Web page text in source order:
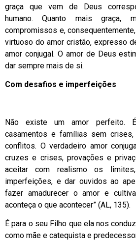
graça que vem de Deus
humano. Quanto mais graça,
compromissos e,
virtuoso do amor cristão, expresso
amor conjugal. O amor de Deus
dar sempre mais de si.
Com desafios e imperfeições
Não existe um amor perfeito.
casamentos e famílias sem
conflitos. O verdadeiro amor
cruzes e crises, provações e
aceitar com realismo os
imperfeições, e dar ouvidos ao
fazer amadurecer o amor e
aconteça o que acontecer” (AL, 135).
É para o seu Filho que ela nos
como mãe e catequista e